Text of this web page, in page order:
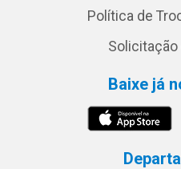
Política de
Solicitação
Baixe já